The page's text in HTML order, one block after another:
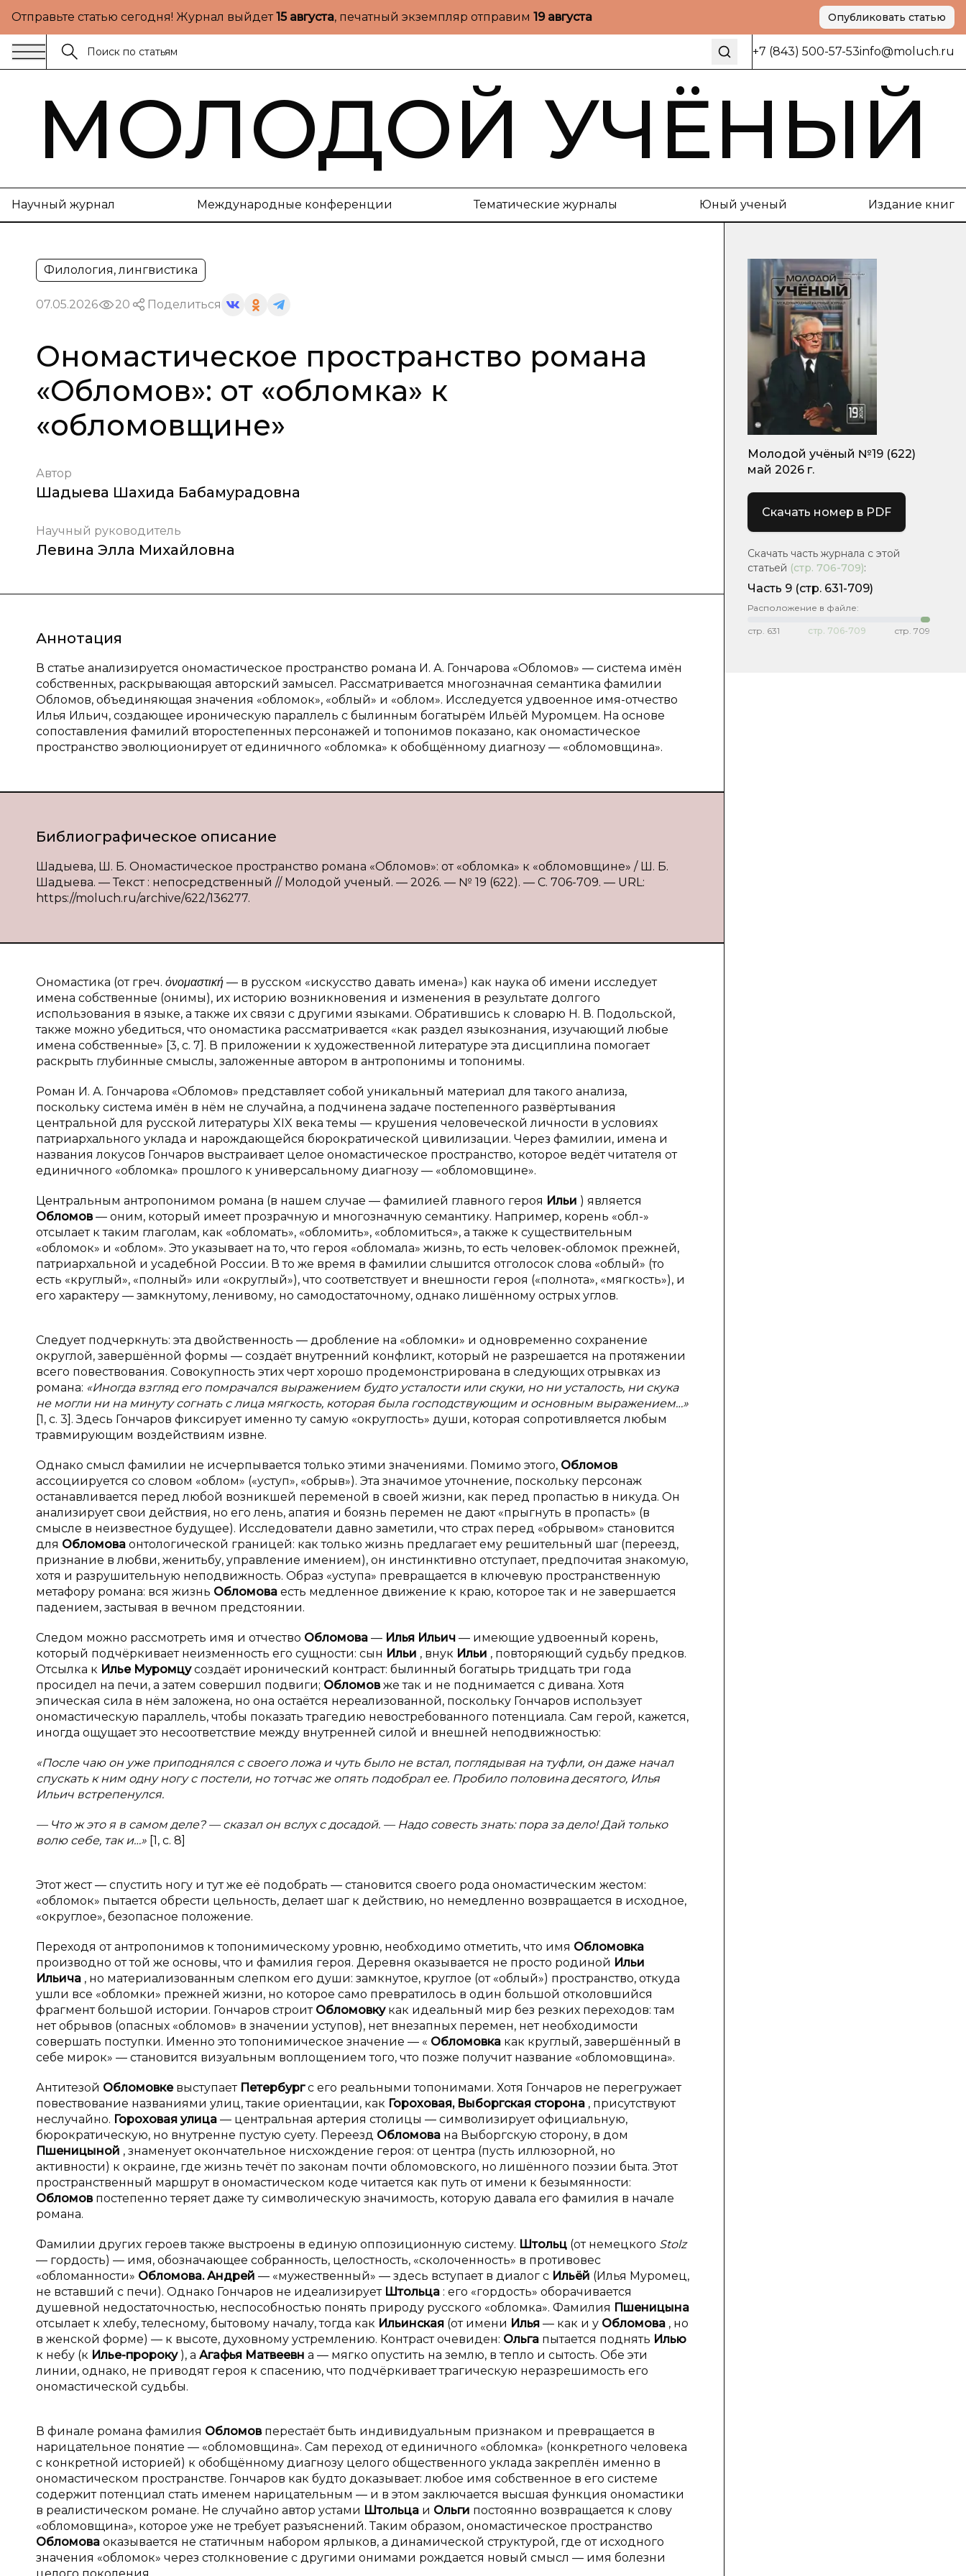
Отправьте статью сегодня! Журнал выйдет15 августа, печатный экземпляр отправим 19 августа Опубликовать статью
+7 (843) 500-57-53info@moluch.ru
МОЛОДОЙ УЧЁНЫЙ
Научный журнал Международные конференции Тематические журналы Юный ученый Издание книг
Филология, лингвистика
07.05.2026 20 Поделиться
Ономастическое пространство романа
«Обломов»: от «обломка» к
«обломовщине»
Автор
Шадыева Шахида Бабамурадовна
Научный руководитель
Левина Элла Михайловна
Аннотация
В статье анализируется ономастическое пространство романа И. А. Гончарова «Обломов» — система имён
собственных, раскрывающая авторский замысел. Рассматривается многозначная семантика фамилии
Обломов, объединяющая значения «обломок», «облый» и «облом». Исследуется удвоенное имя-отчество
Илья Ильич, создающее ироническую параллель с былинным богатырём Ильёй Муромцем. На основе
сопоставления фамилий второстепенных персонажей и топонимов показано, как ономастическое
пространство эволюционирует от единичного «обломка» к обобщённому диагнозу — «обломовщина».
Библиографическое описание
Шадыева, Ш. Б. Ономастическое пространство романа «Обломов»: от «обломка» к «обломовщине» / Ш. Б.
Шадыева. — Текст : непосредственный // Молодой ученый. — 2026. — № 19 (622). — С. 706-709. — URL:
https://moluch.ru/archive/622/136277.
Ономастика (от греч. ὀνομαστική — в русском «искусство давать имена») как наука об имени исследует
имена собственные (онимы), их историю возникновения и изменения в результате долгого
использования в языке, а также их связи с другими языками. Обратившись к словарю Н. В. Подольской,
также можно убедиться, что ономастика рассматривается «как раздел языкознания, изучающий любые
имена собственные» [3, с. 7]. В приложении к художественной литературе эта дисциплина помогает
раскрыть глубинные смыслы, заложенные автором в антропонимы и топонимы.
Роман И. А. Гончарова «Обломов» представляет собой уникальный материал для такого анализа,
поскольку система имён в нём не случайна, а подчинена задаче постепенного развёртывания
центральной для русской литературы XIX века темы — крушения человеческой личности в условиях
патриархального уклада и нарождающейся бюрократической цивилизации. Через фамилии, имена и
названия локусов Гончаров выстраивает целое ономастическое пространство, которое ведёт читателя от
единичного «обломка» прошлого к универсальному диагнозу — «обломовщине».
Центральным антропонимом романа (в нашем случае — фамилией главного героя Ильи ) является
Обломов— оним, который имеет прозрачную и многозначную семантику. Например, корень «обл-»
отсылает к таким глаголам, как «обломать», «обломить», «обломиться», а также к существительным
«обломок» и «облом». Это указывает на то, что героя «обломала» жизнь, то есть человек-обломок прежней,
патриархальной и усадебной России. В то же время в фамилии слышится отголосок слова «облый» (то
есть «круглый», «полный» или «округлый»), что соответствует и внешности героя («полнота», «мягкость»), и
его характеру — замкнутому, ленивому, но самодостаточному, однако лишённому острых углов.
Следует подчеркнуть: эта двойственность — дробление на «обломки» и одновременно сохранение
округлой, завершённой формы — создаёт внутренний конфликт, который не разрешается на протяжении
всего повествования. Совокупность этих черт хорошо продемонстрирована в следующих отрывках из
романа: «Иногда взгляд его помрачался выражением будто усталости или скуки, но ни усталость, ни скука
не могли ни на минуту согнать с лица мягкость, которая была господствующим и основным выражением…»
[1, с. 3]. Здесь Гончаров фиксирует именно ту самую «округлость» души, которая сопротивляется любым
травмирующим воздействиям извне.
Однако смысл фамилии не исчерпывается только этими значениями. Помимо этого, Обломов
ассоциируется со словом «облом» («уступ», «обрыв»). Эта значимое уточнение, поскольку персонаж
останавливается перед любой возникшей переменой в своей жизни, как перед пропастью в никуда. Он
анализирует свои действия, но его лень, апатия и боязнь перемен не дают «прыгнуть в пропасть» (в
смысле в неизвестное будущее). Исследователи давно заметили, что страх перед «обрывом» становится
для Обломова онтологической границей: как только жизнь предлагает ему решительный шаг (переезд,
признание в любви, женитьбу, управление имением), он инстинктивно отступает, предпочитая знакомую,
хотя и разрушительную неподвижность. Образ «уступа» превращается в ключевую пространственную
метафору романа: вся жизнь Обломова есть медленное движение к краю, которое так и не завершается
падением, застывая в вечном предстоянии.
Следом можно рассмотреть имя и отчество Обломова — Илья Ильич — имеющие удвоенный корень,
который подчёркивает неизменность его сущности: сын Ильи , внук Ильи , повторяющий судьбу предков.
Отсылка к Илье Муромцусоздаёт иронический контраст: былинный богатырь тридцать три года
просидел на печи, а затем совершил подвиги; Обломовже так и не поднимается с дивана. Хотя
эпическая сила в нём заложена, но она остаётся нереализованной, поскольку Гончаров использует
ономастическую параллель, чтобы показать трагедию невостребованного потенциала. Сам герой, кажется,
иногда ощущает это несоответствие между внутренней силой и внешней неподвижностью:
«После чаю он уже приподнялся с своего ложа и чуть было не встал, поглядывая на туфли, он даже начал
спускать к ним одну ногу с постели, но тотчас же опять подобрал ее. Пробило половина десятого, Илья
Ильич встрепенулся.
— Что ж это я в самом деле? — сказал он вслух с досадой. — Надо совесть знать: пора за дело! Дай только
волю себе, так и…» [1, с. 8]
Этот жест — спустить ногу и тут же её подобрать — становится своего рода ономастическим жестом:
«обломок» пытается обрести цельность, делает шаг к действию, но немедленно возвращается в исходное,
«округлое», безопасное положение.
Переходя от антропонимов к топонимическому уровню, необходимо отметить, что имя Обломовка
производно от той же основы, что и фамилия героя. Деревня оказывается не просто родиной Ильи
Ильича , но материализованным слепком его души: замкнутое, круглое (от «облый») пространство, откуда
ушли все «обломки» прежней жизни, но которое само превратилось в один большой отколовшийся
фрагмент большой истории. Гончаров строит Обломовку как идеальный мир без резких переходов: там
нет обрывов (опасных «обломов» в значении уступов), нет внезапных перемен, нет необходимости
совершать поступки. Именно это топонимическое значение — « Обломовка как круглый, завершённый в
себе мирок» — становится визуальным воплощением того, что позже получит название «обломовщина».
Антитезой Обломовке выступает Петербургс его реальными топонимами. Хотя Гончаров не перегружает
повествование названиями улиц, такие ориентации, как Гороховая, Выборгская сторона , присутствуют
неслучайно. Гороховая улица — центральная артерия столицы — символизирует официальную,
бюрократическую, но внутренне пустую суету. Переезд Обломова на Выборгскую сторону, в дом
Пшеницыной , знаменует окончательное нисхождение героя: от центра (пусть иллюзорной, но
активности) к окраине, где жизнь течёт по законам почти обломовского, но лишённого поэзии быта. Этот
пространственный маршрут в ономастическом коде читается как путь от имени к безымянности:
Обломов постепенно теряет даже ту символическую значимость, которую давала его фамилия в начале
романа.
Фамилии других героев также выстроены в единую оппозиционную систему. Штольц (от немецкого Stolz
— гордость) — имя, обозначающее собранность, целостность, «сколоченность» в противовес
«обломанности» Обломова. Андрей — «мужественный» — здесь вступает в диалог с Ильёй (Илья Муромец,
не вставший с печи). Однако Гончаров не идеализирует Штольца : его «гордость» оборачивается
душевной недостаточностью, неспособностью понять природу русского «обломка». Фамилия Пшеницына
отсылает к хлебу, телесному, бытовому началу, тогда как Ильинская (от имени Илья — как и у Обломова , но
в женской форме) — к высоте, духовному устремлению. Контраст очевиден: Ольга пытается поднять Илью
к небу (к Илье-пророку ), а Агафья Матвеевн а — мягко опустить на землю, в тепло и сытость. Обе эти
линии, однако, не приводят героя к спасению, что подчёркивает трагическую неразрешимость его
ономастической судьбы.
В финале романа фамилия Обломов перестаёт быть индивидуальным признаком и превращается в
нарицательное понятие — «обломовщина». Сам переход от единичного «обломка» (конкретного человека
с конкретной историей) к обобщённому диагнозу целого общественного уклада закреплён именно в
ономастическом пространстве. Гончаров как будто доказывает: любое имя собственное в его системе
содержит потенциал стать именем нарицательным — и в этом заключается высшая функция ономастики
в реалистическом романе. Не случайно автор устами Штольца и Ольги постоянно возвращается к слову
«обломовщина», которое уже не требует разъяснений. Таким образом, ономастическое пространство
Обломова оказывается не статичным набором ярлыков, а динамической структурой, где от исходного
значения «обломок» через столкновение с другими онимами рождается новый смысл — имя болезни
Молодой учёный №19 (622)
май 2026 г.
Скачать номер в PDF
Скачать часть журнала с этой
статьей (стр. 706-709):
Часть 9 (стр. 631-709)
Расположение в файле:
стр. 631 стр. 706-709 стр. 709